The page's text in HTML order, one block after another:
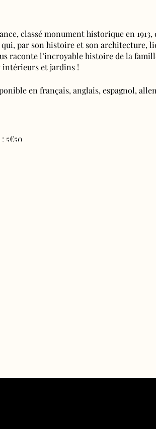
classé monument historique en
par son histoire et son architecture,
raconte l’incroyable histoire de la
intérieurs et jardins !
en français, anglais, espagnol,
5€50